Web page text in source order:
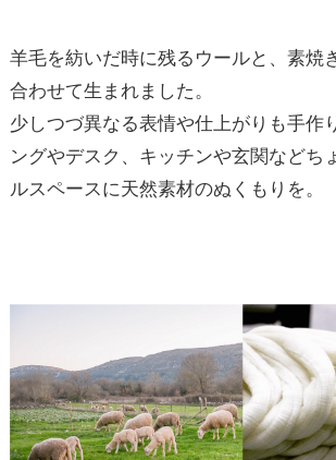
羊毛を紡いだ時に残るウールと、素焼
合わせて生まれました。
少しつづ異なる表情や仕上がりも手作
ングやデスク、キッチンや玄関などち
ルスペースに天然素材のぬくもりを。